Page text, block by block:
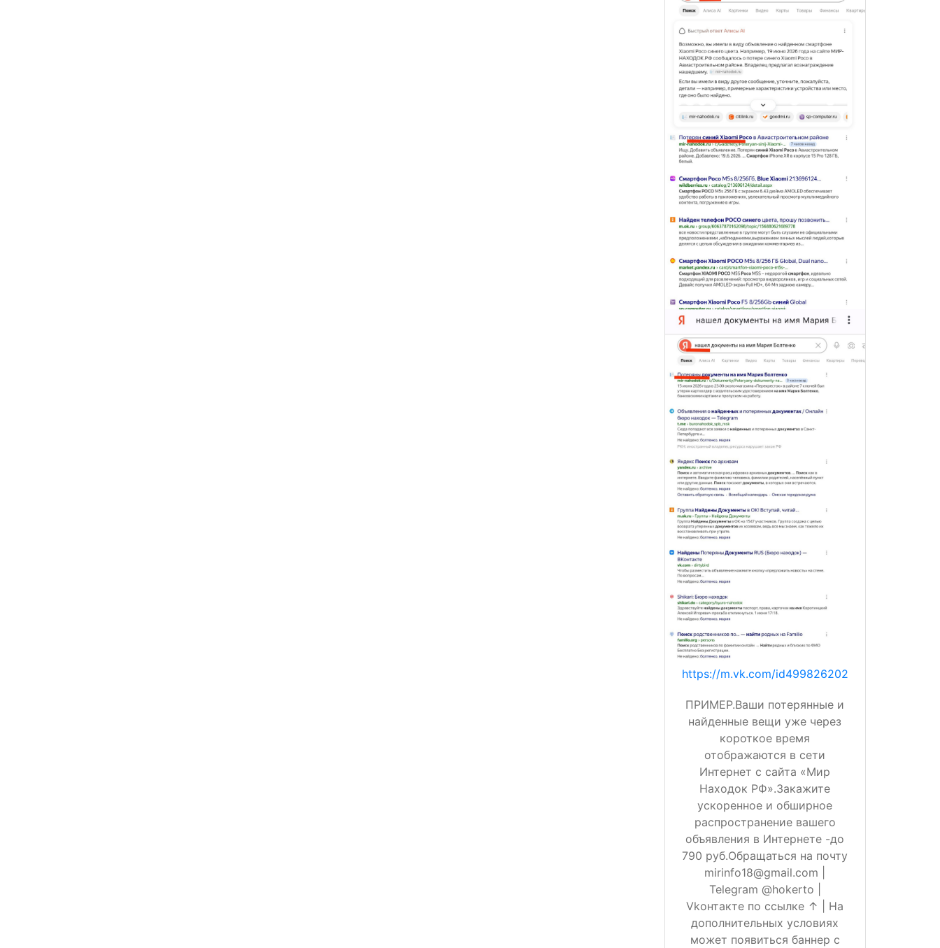
https://m.vk.com/id499826202
ПРИМЕР.Ваши потерянные и
найденные вещи уже через
короткое время
отображаются в сети
Интернет с сайта «Мир
Находок РФ».Закажите
ускоренное и обширное
распространение вашего
объявления в Интернете -до
790 руб.Обращаться на почту
mirinfo18@gmail.com |
Telegram @hokerto |
Vkонтакте по ссылке ↑ | На
дополнительных условиях
может появиться баннер с